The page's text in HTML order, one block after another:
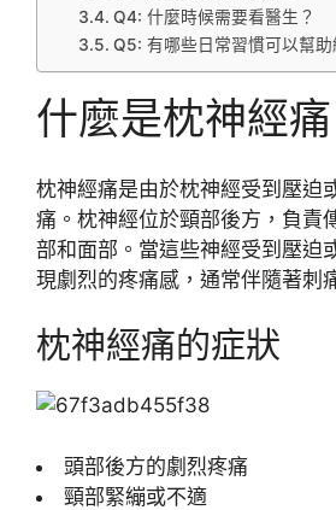
Q4: 什麼時候需要看醫生？
Q5: 有哪些日常習慣可以幫助
什麼是枕神經痛
枕神經痛是由於枕神經受到壓迫
痛。枕神經位於頸部後方，負責
部和面部。當這些神經受到壓迫
現劇烈的疼痛感，通常伴隨著刺
枕神經痛的症狀
頭部後方的劇烈疼痛
頸部緊繃或不適